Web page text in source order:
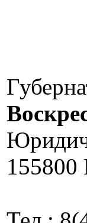
155800